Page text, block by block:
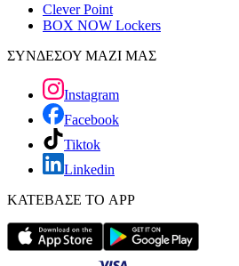
Clever Point
BOX NOW Lockers
ΣΥΝΔΕΣΟΥ ΜΑΖΙ ΜΑΣ
Instagram
Facebook
Tiktok
Linkedin
ΚΑΤΕΒΑΣΕ ΤΟ APP